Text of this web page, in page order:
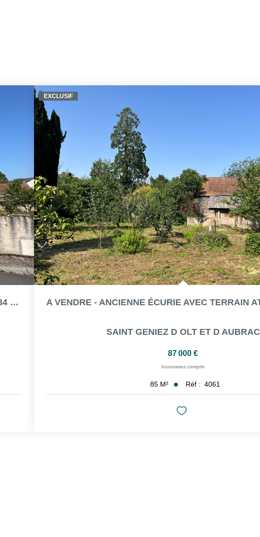
A VENDRE - TERRAIN À BÂTIR AU COEUR DU VILLAGE - 634 M² -...
EXCLUSIF
SAINT GENIEZ D OLT ET D AUBRAC
87 000 €
honoraires compris
85 M² Réf : 4061